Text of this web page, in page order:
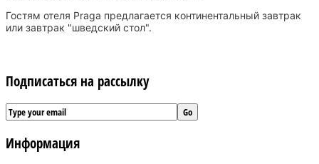
Гостям отеля Praga предлагается континентальный завтрак
или завтрак "шведский стол".
Подписаться на рассылку
Информация